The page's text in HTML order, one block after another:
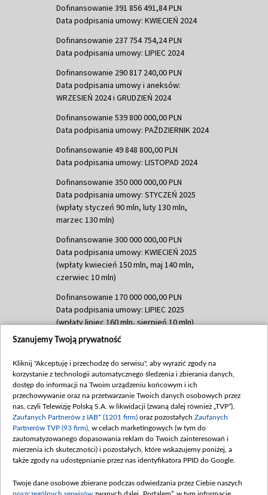
Dofinansowanie 391 856 491,84 PLN
Data podpisania umowy: KWIECIEŃ 2024
Dofinansowanie 237 754 754,24 PLN
Data podpisania umowy: LIPIEC 2024
Dofinansowanie 290 817 240,00 PLN
Data podpisania umowy i aneksów:
WRZESIEŃ 2024 i GRUDZIEŃ 2024
Dofinansowanie 539 800 000,00 PLN
Data podpisania umowy: PAŹDZIERNIK 2024
Dofinansowanie 49 848 800,00 PLN
Data podpisania umowy: LISTOPAD 2024
Dofinansowanie 350 000 000,00 PLN
Data podpisania umowy: STYCZEŃ 2025
(wpłaty styczeń 90 mln, luty 130 mln,
marzec 130 mln)
Dofinansowanie 300 000 000,00 PLN
Data podpisania umowy: KWIECIEŃ 2025
(wpłaty kwiecień 150 mln, maj 140 mln,
czerwiec 10 mln)
Dofinansowanie 170 000 000,00 PLN
Data podpisania umowy: LIPIEC 2025
(wpłaty lipiec 160 mln, sierpień 10 mln)
Dofinansowanie 60 000 000,00 PLN
(wpłata wrzesień 60 mln)
Dofinansowanie 635 783 051,21 PLN
Data podpisania umowy: WRZESIEŃ 2025
(wpłata wrzesień 100 mln, październik 350
mln, listopad 265 mln)
Dofinansowanie 48 862 000,00 PLN
Data podpisania umowy: GRUDZIEŃ 2025
Dofinansowanie 900 000 000,00 PLN
Szanujemy Twoją prywatność
Kliknij "Akceptuję i przechodzę do serwisu", aby wyrazić zgody na
korzystanie z technologii automatycznego śledzenia i zbierania danych,
dostęp do informacji na Twoim urządzeniu końcowym i ich
przechowywanie oraz na przetwarzanie Twoich danych osobowych przez
nas, czyli Telewizję Polską S.A. w likwidacji (zwaną dalej również „TVP”),
Zaufanych Partnerów z IAB* (1201 firm) oraz pozostałych Zaufanych
Partnerów TVP (93 firm) , w celach marketingowych (w tym do
zautomatyzowanego dopasowania reklam do Twoich zainteresowań i
mierzenia ich skuteczności) i pozostałych, które wskazujemy poniżej, a
także zgody na udostępnianie przez nas identyfikatora PPID do Google.
Twoje dane osobowe zbierane podczas odwiedzania przez Ciebie naszych